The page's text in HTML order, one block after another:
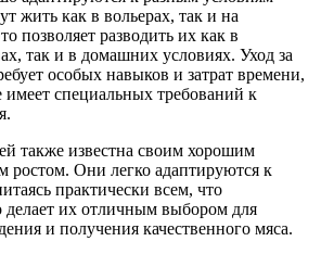
жить как в вольерах, так и на
позволяет разводить их как в
так и в домашних условиях. Уход за
особых навыков и затрат времени,
имеет специальных требований к
также известна своим хорошим
ростом. Они легко адаптируются к
практически всем, что
делает их отличным выбором для
и получения качественного мяса.